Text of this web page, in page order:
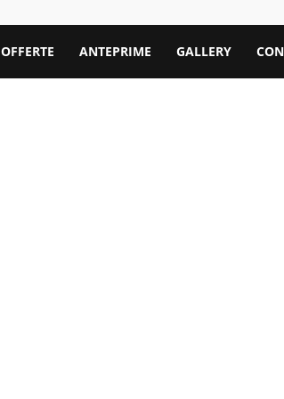
OFFERTE ANTEPRIME GALLERY